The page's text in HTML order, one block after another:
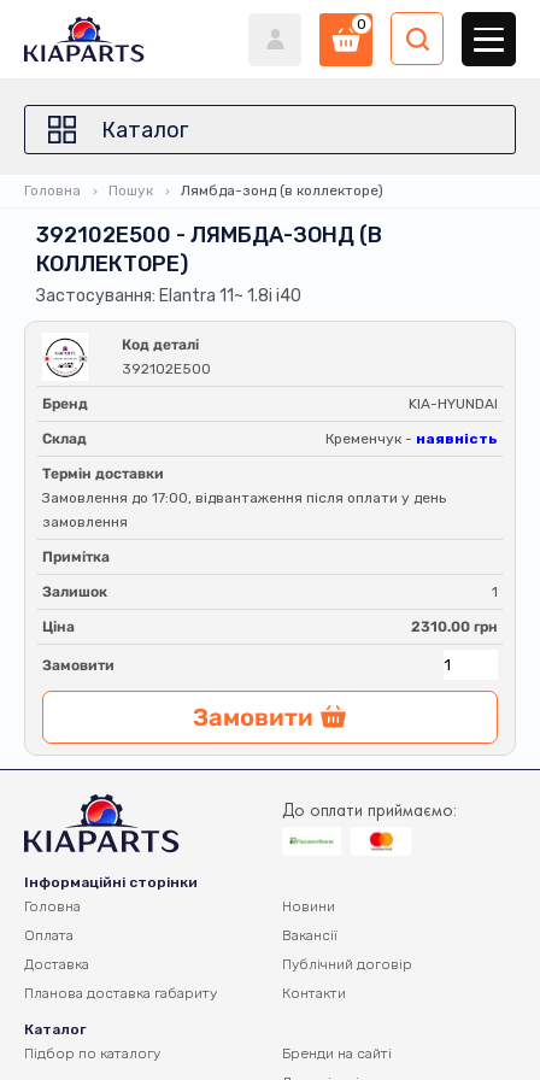
0
Каталог
Головна Пошук Лямбда-зонд (в коллекторе)
392102E500 - ЛЯМБДА-ЗОНД (В
КОЛЛЕКТОРЕ)
Застосування: Elantra 11~ 1.8i i40
Код деталі
392102E500
Бренд KIA-HYUNDAI
Склад Кременчук - наявність
Термін доставки
Замовлення до 17:00, відвантаження після оплати у день
замовлення
Примітка
Залишок 1
Ціна 2310.00 грн
Замовити
Замовити
До оплати приймаємо:
Інформаційні сторінки
Головна
Оплата
Доставка
Планова доставка габариту
Новини
Вакансії
Публічний договір
Контакти
Каталог
Підбор по каталогу
Бренди на сайті